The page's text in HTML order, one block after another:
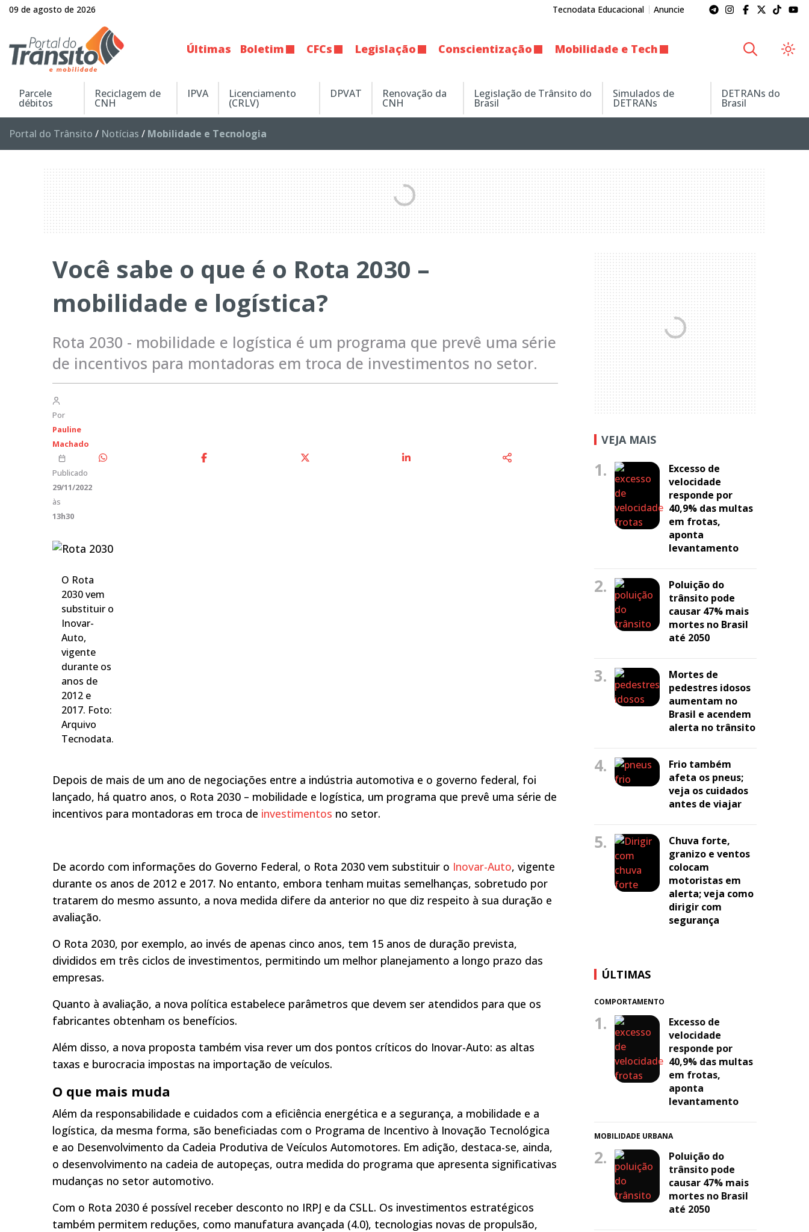
09 de agosto de 2026 Tecnodata Educacional Anuncie
Últimas Boletim CFCs Legislação Conscientização Mobilidade e Tech
Parcele
débitos
Reciclagem de
CNH
IPVA Licenciamento
(CRLV)
DPVAT Renovação da
CNH
Legislação de Trânsito do
Brasil
Simulados de
DETRANs
DETRANs do
Brasil
Portal do Trânsito / Notícias / Mobilidade e Tecnologia
Você sabe o que é o Rota 2030 –
mobilidade e logística?
Rota 2030 - mobilidade e logística é um programa que prevê uma série
de incentivos para montadoras em troca de investimentos no setor.
Por
Pauline
Machado
Publicado
29/11/2022
às
13h30
O Rota
2030 vem
substituir o
Inovar-
Auto,
vigente
durante os
anos de
2012 e
2017. Foto:
Arquivo
Tecnodata.
Depois de mais de um ano de negociações entre a indústria automotiva e o governo federal, foi
lançado, há quatro anos, o Rota 2030 – mobilidade e logística, um programa que prevê uma série de
incentivos para montadoras em troca de investimentos no setor.
De acordo com informações do Governo Federal, o Rota 2030 vem substituir o Inovar-Auto, vigente
durante os anos de 2012 e 2017. No entanto, embora tenham muitas semelhanças, sobretudo por
tratarem do mesmo assunto, a nova medida difere da anterior no que diz respeito à sua duração e
avaliação.
O Rota 2030, por exemplo, ao invés de apenas cinco anos, tem 15 anos de duração prevista,
divididos em três ciclos de investimentos, permitindo um melhor planejamento a longo prazo das
empresas.
Quanto à avaliação, a nova política estabelece parâmetros que devem ser atendidos para que os
fabricantes obtenham os benefícios.
Além disso, a nova proposta também visa rever um dos pontos críticos do Inovar-Auto: as altas
taxas e burocracia impostas na importação de veículos.
O que mais muda
Além da responsabilidade e cuidados com a eficiência energética e a segurança, a mobilidade e a
logística, da mesma forma, são beneficiadas com o Programa de Incentivo à Inovação Tecnológica
e ao Desenvolvimento da Cadeia Produtiva de Veículos Automotores. Em adição, destaca-se, ainda,
o desenvolvimento na cadeia de autopeças, outra medida do programa que apresenta significativas
mudanças no setor automotivo.
Com o Rota 2030 é possível receber desconto no IRPJ e da CSLL. Os investimentos estratégicos
também permitem reduções, como manufatura avançada (4.0), tecnologias novas de propulsão,
VEJA MAIS
1.
Excesso de
velocidade
responde por
40,9% das multas
em frotas,
aponta
levantamento
2.
Poluição do
trânsito pode
causar 47% mais
mortes no Brasil
até 2050
3.
Mortes de
pedestres idosos
aumentam no
Brasil e acendem
alerta no trânsito
4.
Frio também
afeta os pneus;
veja os cuidados
antes de viajar
5.
Chuva forte,
granizo e ventos
colocam
motoristas em
alerta; veja como
dirigir com
segurança
ÚLTIMAS
COMPORTAMENTO
1.
Excesso de
velocidade
responde por
40,9% das multas
em frotas,
aponta
levantamento
MOBILIDADE URBANA
2.
Poluição do
trânsito pode
causar 47% mais
mortes no Brasil
até 2050